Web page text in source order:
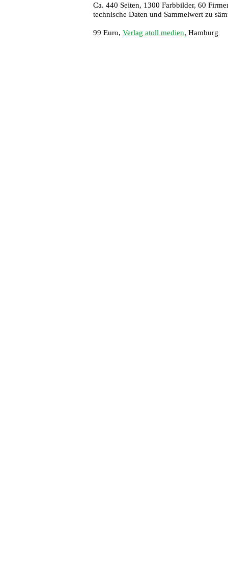
Ca. 440 Seiten, 1300 Farbbilder, 60
technische Daten und Sammelwert zu
99 Euro, Verlag atoll medien, Hamburg